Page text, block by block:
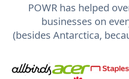
POWR has helped
businesses on
(besides Antarctica,